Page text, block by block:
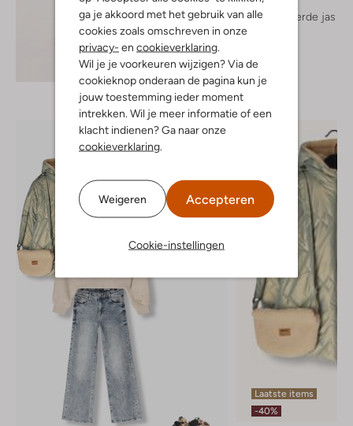
ga je akkoord met het gebruik van alle
cookies zoals omschreven in onze
privacy- en cookieverklaring.
Wil je je voorkeuren wijzigen? Via de
cookieknop onderaan de pagina kun je
jouw toestemming ieder moment
intrekken. Wil je meer informatie of een
klacht indienen? Ga naar onze
cookieverklaring.
Weigeren Accepteren
Cookie-instellingen
Ontdek de look
Airforce
Gewatteerde jas
Laatste items
-40%